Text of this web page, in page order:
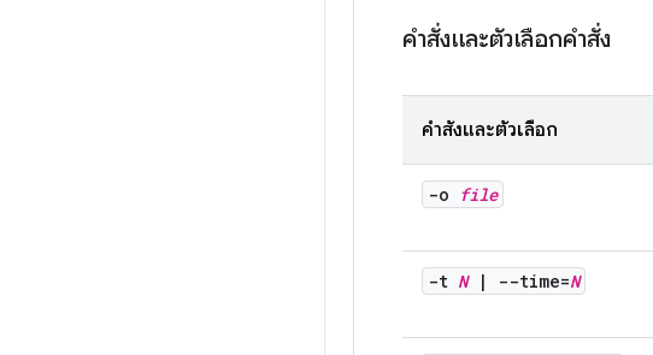
คำสั่งและตัวเลือกคำสั่ง
คำสั่งและตัวเลือก
-o file
-t N | --time=N